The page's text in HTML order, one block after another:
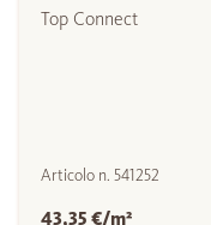
Top Connect
Articolo n. 541252
43,35 €/m²